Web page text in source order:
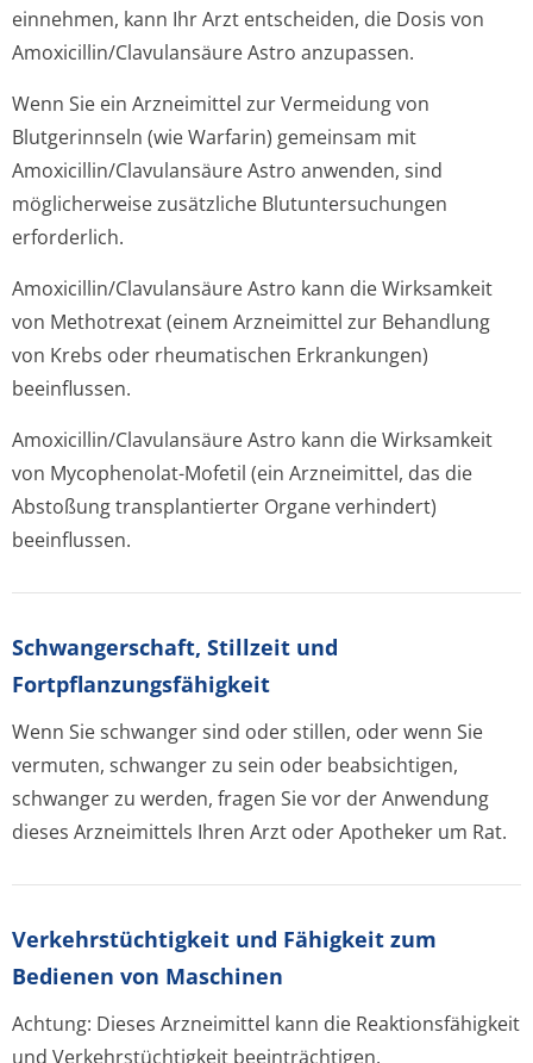
einnehmen, kann Ihr Arzt entscheiden, die Dosis von
Amoxicillin/Cla­vulansäure Astro anzupassen.
Wenn Sie ein Arzneimittel zur Vermeidung von
Blutgerinnseln (wie Warfarin) gemeinsam mit
Amoxicillin/Cla­vulansäure Astro anwenden, sind
möglicherweise zusätzliche Blutuntersuchungen
erforderlich.
Amoxicillin/Cla­vulansäure Astro kann die Wirksamkeit
von Methotrexat (einem Arzneimittel zur Behandlung
von Krebs oder rheumatischen Erkrankungen)
beeinflussen.
Amoxicillin/Cla­vulansäure Astro kann die Wirksamkeit
von Mycophenolat-Mofetil (ein Arzneimittel, das die
Abstoßung transplantierter Organe verhindert)
beeinflussen.
Schwangerschaft, Stillzeit und
Fortpflanzungsfähig­keit
Wenn Sie schwanger sind oder stillen, oder wenn Sie
vermuten, schwanger zu sein oder beabsichtigen,
schwanger zu werden, fragen Sie vor der Anwendung
dieses Arzneimittels Ihren Arzt oder Apotheker um Rat.
Verkehrstüchtig­keit und Fähigkeit zum
Bedienen von Maschinen
Achtung: Dieses Arzneimittel kann die Reaktionsfähigkeit
und Verkehrstüchtigkeit beeinträchtigen.